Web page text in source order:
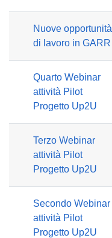
Nuove opportunità
di lavoro in GARR
Quarto Webinar
attività Pilot
Progetto Up2U
Terzo Webinar
attività Pilot
Progetto Up2U
Secondo Webinar
attività Pilot
Progetto Up2U